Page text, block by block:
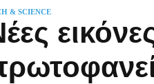
& SCIENCE